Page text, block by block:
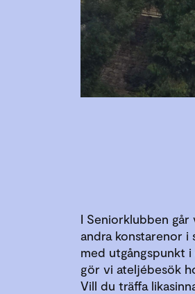
I Seniorklubben går
andra konstarenor i
med utgångspunkt
gör vi ateljébesök
Vill du träffa